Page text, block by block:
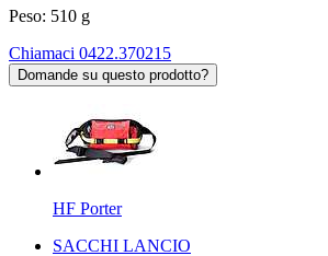
Peso: 510 g
Chiamaci 0422.370215
Domande su questo prodotto?
HF Porter
SACCHI LANCIO